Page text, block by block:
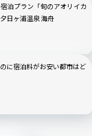
泊プラン「旬のアオリイカ
日ヶ浦温泉 海舟
に宿泊料がお安い都市はど